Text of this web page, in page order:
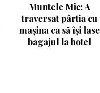
Muntele Mic: A
traversat pârtia cu
mașina ca să își lase
bagajul la hotel